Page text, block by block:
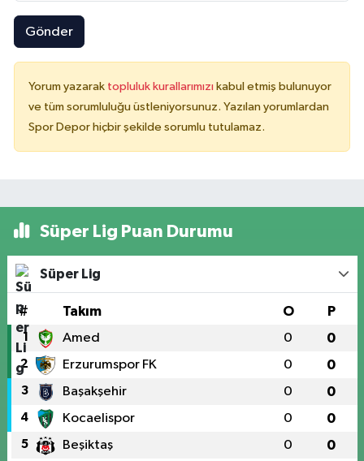
Gönder
Yorum yazarak topluluk kurallarımızı kabul etmiş bulunuyor
ve tüm sorumluluğu üstleniyorsunuz. Yazılan yorumlardan
Spor Depor hiçbir şekilde sorumlu tutulamaz.
Süper Lig Puan Durumu
Süper Lig
# Takım O P
1 Amed 0 0
2 Erzurumspor FK 0 0
3 Başakşehir 0 0
4 Kocaelispor 0 0
5 Beşiktaş 0 0